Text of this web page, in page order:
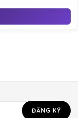
ĐĂNG KÝ